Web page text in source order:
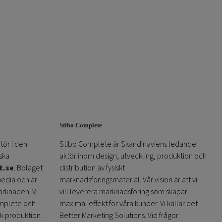
i den
. Bolaget
och är
Vi
och
produktion.
Stibo Complete
Stibo Complete är Skandinaviens ledande
aktör inom design, utveckling, produktion och
distribution av fysiskt
marknadsföringsmaterial. Vår vision är att vi
vill leverera marknadsföring som skapar
maximal effekt för våra kunder. Vi kallar det
Better Marketing Solutions. Vid frågor